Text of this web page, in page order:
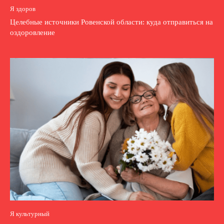
Я здоров
Целебные источники Ровенской области: куда отправиться на
оздоровление
Я культурный